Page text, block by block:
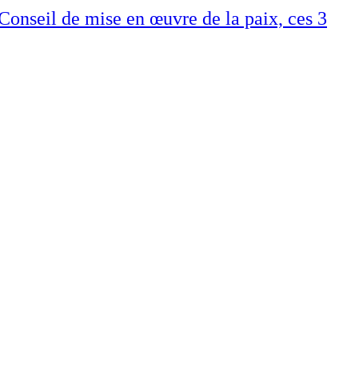
de mise en œuvre de la paix, ces 3